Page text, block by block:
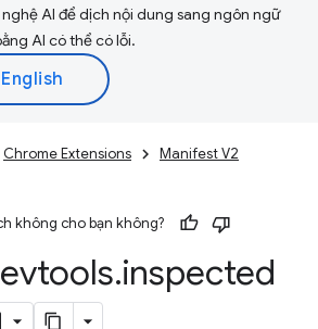
AI để dịch nội dung sang ngôn ngữ
AI có thể có lỗi.
Chrome Extensions
Manifest V2
không cho bạn không?
.inspected